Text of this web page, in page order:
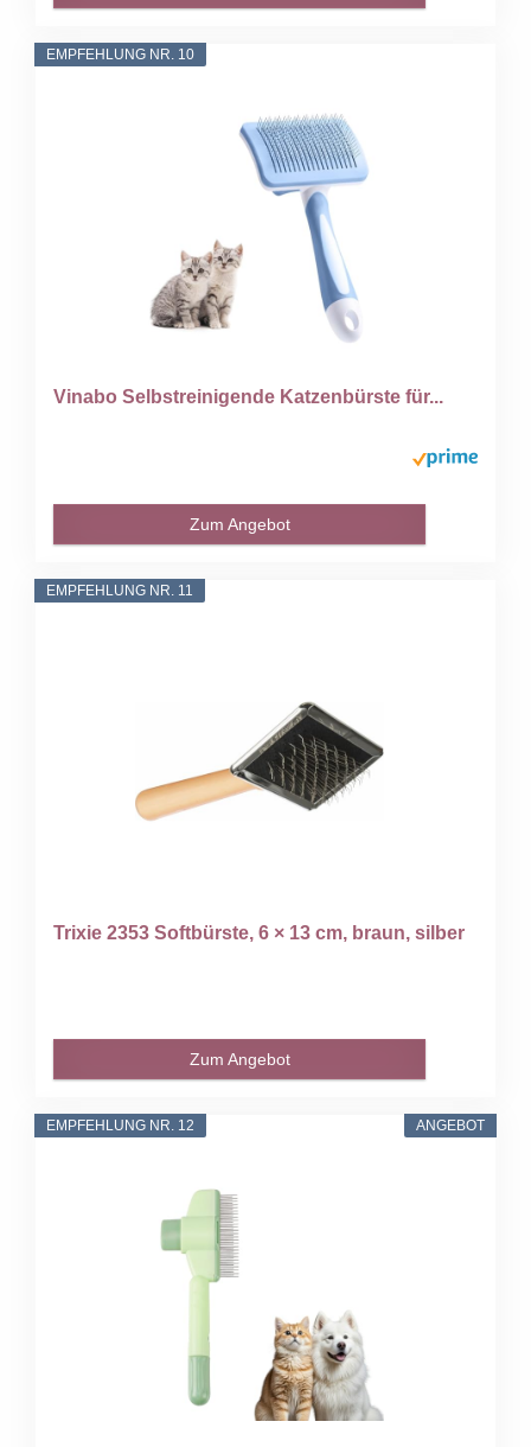
EMPFEHLUNG NR. 10
Vinabo Selbstreinigende Katzenbürste für...
Zum Angebot
EMPFEHLUNG NR. 11
Trixie 2353 Softbürste, 6 × 13 cm, braun, silber
Zum Angebot
ANGEBOT
EMPFEHLUNG NR. 12